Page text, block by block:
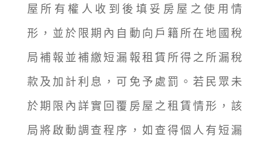
屋所有權人收到後填妥房屋之使用情
形，並於限期內自動向戶籍所在地國稅
局補報並補繳短漏報租賃所得之所漏稅
款及加計利息，可免予處罰。若民眾未
於期限內詳實回覆房屋之租賃情形，該
局將啟動調查程序，如查得個人有短漏